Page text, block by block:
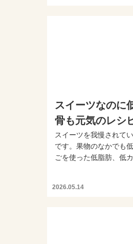
スイーツなのに
骨も元気のレシ
スイーツを我慢されて
です。果物のなかでも
ごを使った低脂肪、低
2026.05.14